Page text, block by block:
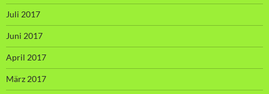
Juli 2017
Juni 2017
April 2017
März 2017